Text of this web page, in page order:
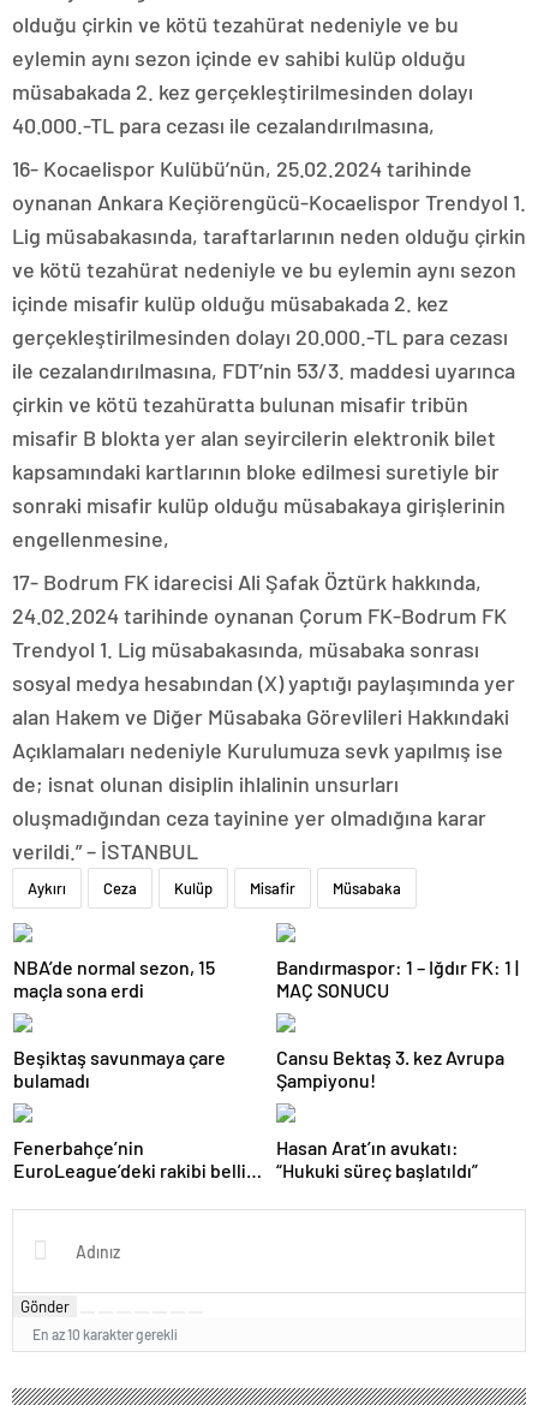
olduğu çirkin ve kötü tezahürat nedeniyle ve bu
eylemin aynı sezon içinde ev sahibi kulüp olduğu
müsabakada 2. kez gerçekleştirilmesinden dolayı
40.000.-TL para cezası ile cezalandırılmasına,
16- Kocaelispor Kulübü’nün, 25.02.2024 tarihinde
oynanan Ankara Keçiörengücü-Kocaelispor Trendyol 1.
Lig müsabakasında, taraftarlarının neden olduğu çirkin
ve kötü tezahürat nedeniyle ve bu eylemin aynı sezon
içinde misafir kulüp olduğu müsabakada 2. kez
gerçekleştirilmesinden dolayı 20.000.-TL para cezası
ile cezalandırılmasına, FDT’nin 53/3. maddesi uyarınca
çirkin ve kötü tezahüratta bulunan misafir tribün
misafir B blokta yer alan seyircilerin elektronik bilet
kapsamındaki kartlarının bloke edilmesi suretiyle bir
sonraki misafir kulüp olduğu müsabakaya girişlerinin
engellenmesine,
17- Bodrum FK idarecisi Ali Şafak Öztürk hakkında,
24.02.2024 tarihinde oynanan Çorum FK-Bodrum FK
Trendyol 1. Lig müsabakasında, müsabaka sonrası
sosyal medya hesabından (X) yaptığı paylaşımında yer
alan Hakem ve Diğer Müsabaka Görevlileri Hakkındaki
Açıklamaları nedeniyle Kurulumuza sevk yapılmış ise
de; isnat olunan disiplin ihlalinin unsurları
oluşmadığından ceza tayinine yer olmadığına karar
verildi.” – İSTANBUL
Aykırı Ceza Kulüp Misafir Müsabaka
NBA’de normal sezon, 15
maçla sona erdi
Bandırmaspor: 1 – Iğdır FK: 1 |
MAÇ SONUCU
Beşiktaş savunmaya çare
bulamadı
Cansu Bektaş 3. kez Avrupa
Şampiyonu!
Fenerbahçe’nin
EuroLeague’deki rakibi belli
Hasan Arat’ın avukatı:
“Hukuki süreç başlatıldı”
Gönder
En az 10 karakter gerekli